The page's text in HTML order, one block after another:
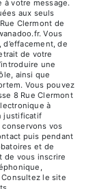
à votre message.
aux seuls
Clermont de
Vous
de
de votre
une
ainsi que
Vous pouvez
8 Rue Clermont
à
justificatif
vos
puis pendant
et de
de vous inscrire
Consultez le site